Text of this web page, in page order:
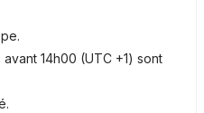
14h00 (UTC +1) sont